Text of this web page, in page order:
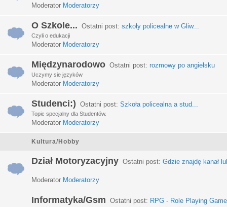
Moderator Moderatorzy
O Szkole... Ostatni post: szkoły policealne w Gliw...
Czyli o edukacji
Moderator Moderatorzy
Międzynarodowo Ostatni post: rozmowy po angielsku
Uczymy sie języków
Moderator Moderatorzy
Studenci:) Ostatni post: Szkoła policealna a stud...
Topic specjalny dla Studentów.
Moderator Moderatorzy
Kultura/Hobby
Dział Motoryzacyjny Ostatni post: Gdzie znajdę kanał
Moderator Moderatorzy
Informatyka/Gsm Ostatni post: RPG - Role Playing